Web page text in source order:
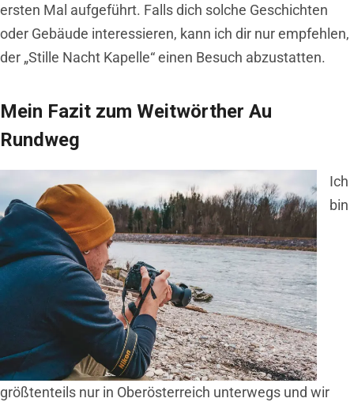
ersten Mal aufgeführt. Falls dich solche Geschichten
oder Gebäude interessieren, kann ich dir nur empfehlen,
der „Stille Nacht Kapelle“ einen Besuch abzustatten.
Mein Fazit zum Weitwörther Au
Rundweg
Ich
bin
größtenteils nur in Oberösterreich unterwegs und wir